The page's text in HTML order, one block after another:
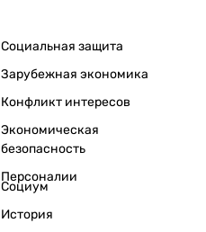
Социальная защита
Зарубежная экономика
Конфликт интересов
Экономическая
безопасность
Персоналии
Социум
История